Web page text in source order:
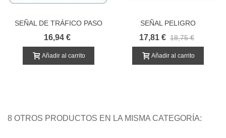
SEÑAL DE TRÁFICO PASO
PEATONAL
16,94 €
Añadir al carrito
SEÑAL PELIGRO
PAVIMENTO IRREGULAR
17,81 € 18,75 €
Añadir al carrito
8 OTROS PRODUCTOS EN LA MISMA CATEGORÍA: